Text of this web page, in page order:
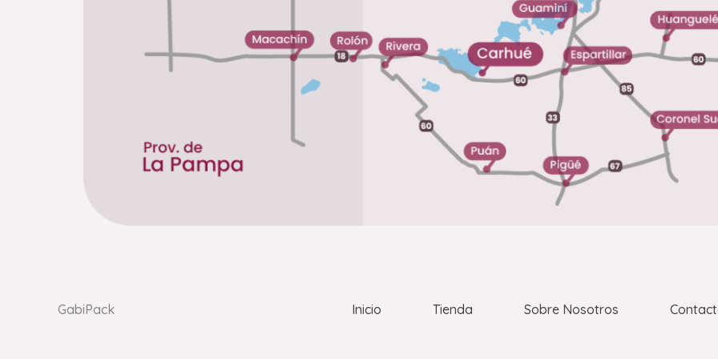
GabiPack Inicio Tienda Sobre Nosotros